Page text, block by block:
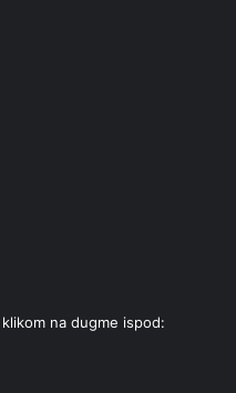
na dugme ispod: